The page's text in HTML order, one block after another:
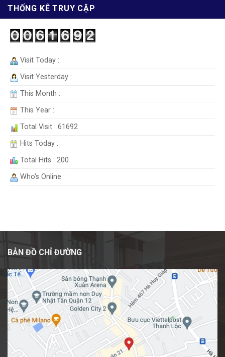
THỐNG KÊ TRUY CẬP
Visit Today :
Visit Yesterday :
This Month :
This Year :
Total Visit : 61692
Hits Today :
Total Hits : 200
Who's Online :
BẢN ĐỒ CHỈ ĐƯỜNG